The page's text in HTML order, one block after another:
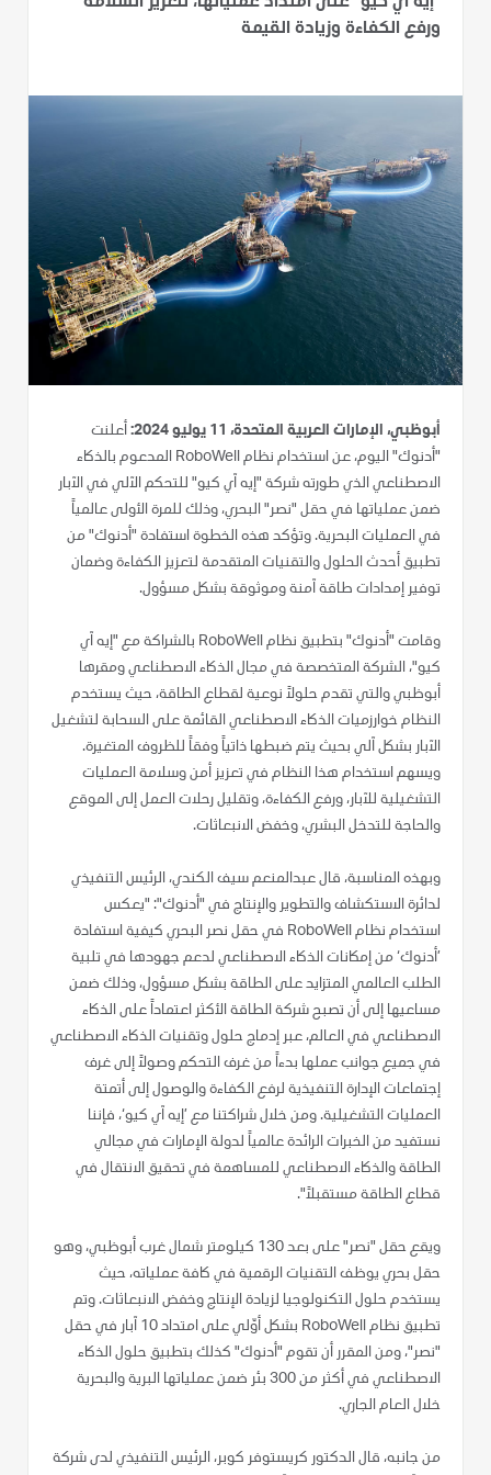
ورفع الكفاءة وزيادة القيمة
أبوظبي، الإمارات العربية المتحدة، 11 يوليو 2024:
أعلنت
"أدنوك" اليوم، عن استخدام نظام RoboWell المدعوم بالذكاء
الاصطناعي الذي طورته شركة "إيه آي كيو" للتحكم الآلي في الآبار
ضمن عملياتها في حقل "نصر" البحري، وذلك للمرة الأولى عالمياً
في العمليات البحرية. وتؤكد هذه الخطوة استفادة "أدنوك" من
تطبيق أحدث الحلول والتقنيات المتقدمة لتعزيز الكفاءة وضمان
توفير إمدادات طاقة آمنة وموثوقة بشكل مسؤول.
وقامت "أدنوك" بتطبيق نظام RoboWell بالشراكة مع "إيه آي
كيو"، الشركة المتخصصة في مجال الذكاء الاصطناعي ومقرها
أبوظبي والتي تقدم حلولاً نوعية لقطاع الطاقة، حيث يستخدم
النظام خوارزميات الذكاء الاصطناعي القائمة على السحابة لتشغيل
الآبار بشكل آلي بحيث يتم ضبطها ذاتياً وفقاً للظروف المتغيرة.
ويسهم استخدام هذا النظام في تعزيز أمن وسلامة العمليات
التشغيلية للآبار، ورفع الكفاءة، وتقليل رحلات العمل إلى الموقع
والحاجة للتدخل البشري، وخفض الانبعاثات.
وبهذه المناسبة، قال عبدالمنعم سيف الكندي، الرئيس التنفيذي
لدائرة الاستكشاف والتطوير والإنتاج في "أدنوك": "يعكس
استخدام نظام RoboWell في حقل نصر البحري كيفية استفادة
’أدنوك‘ من إمكانات الذكاء الاصطناعي لدعم جهودها في تلبية
الطلب العالمي المتزايد على الطاقة بشكل مسؤول، وذلك ضمن
مساعيها إلى أن تصبح شركة الطاقة الأكثر اعتماداً على الذكاء
الاصطناعي في العالم، عبر إدماج حلول وتقنيات الذكاء الاصطناعي
في جميع جوانب عملها بدءاً من غرف التحكم وصولاً إلى غرف
إجتماعات الإدارة التنفيذية لرفع الكفاءة والوصول إلى أتمتة
العمليات التشغيلية. ومن خلال شراكتنا مع ’إيه آي كيو‘، فإننا
نستفيد من الخبرات الرائدة عالمياً لدولة الإمارات في مجالي
الطاقة والذكاء الاصطناعي للمساهمة في تحقيق الانتقال في
قطاع الطاقة مستقبلاً".
ويقع حقل "نصر" على بعد 130 كيلومتر شمال غرب أبوظبي، وهو
حقل بحري يوظف التقنيات الرقمية في كافة عملياته، حيث
يستخدم حلول التكنولوجيا لزيادة الإنتاج وخفض الانبعاثات. وتم
تطبيق نظام RoboWell بشكل أوّلي على امتداد 10 آبار في حقل
"نصر"، ومن المقرر أن تقوم "أدنوك" كذلك بتطبيق حلول الذكاء
الاصطناعي في أكثر من 300 بئر ضمن عملياتها البرية والبحرية
خلال العام الجاري.
من جانبه، قال الدكتور كريستوفر كوبر، الرئيس التنفيذي لدى شركة